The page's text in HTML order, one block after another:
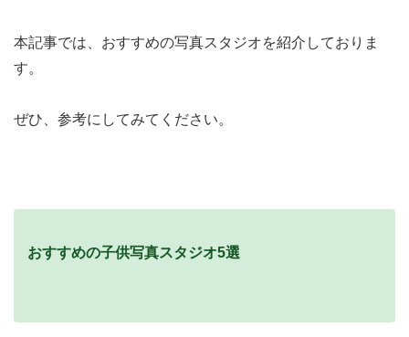
本記事では、おすすめの写真スタジオを紹介しておりま
す。
ぜひ、参考にしてみてください。
おすすめの子供写真スタジオ5選